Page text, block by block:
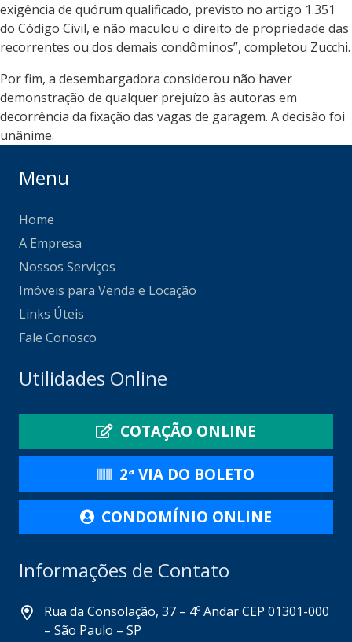
exigência de quórum qualificado, previsto no artigo 1.351
do Código Civil, e não maculou o direito de propriedade das
recorrentes ou dos demais condôminos”, completou Zucchi.
Por fim, a desembargadora considerou não haver
demonstração de qualquer prejuízo às autoras em
decorrência da fixação das vagas de garagem. A decisão foi
unânime.
Menu
Home
A Empresa
Nossos Serviços
Imóveis para Venda e Locação
Links Úteis
Fale Conosco
Utilidades Online
COTAÇÃO ONLINE
2ª VIA DO BOLETO
CONDOMÍNIO ONLINE
Informações de Contato
Rua da Consolação, 37 – 4º Andar CEP 01301-000
– São Paulo – SP